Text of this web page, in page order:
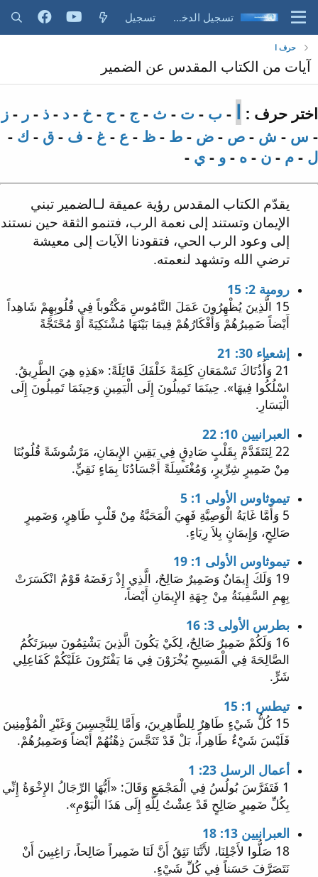
تسجيل الدخول تسجيل
حرف ا
آيات من الكتاب المقدس عن الضمير
اختر حرف : ا - ب - ت - ث - ج - ح - خ - د - ذ - ر - ز
- س - ش - ص - ض - ط - ظ - ع - غ - ف - ق - ك -
ل - م - ن - ه - و - ي -
يقدّم الكتاب المقدس رؤية عميقة لـالضمير تبني
الإيمان وتستند إلى نعمة الرب، فتنمو الثقة حين نستند
إلى وعود الرب الحي، فتقودنا الآيات إلى معيشة
ترضي الله وتشهد لنعمته.
رومية 2: 15
15 الَّذِينَ يُظْهِرُونَ عَمَلَ النَّامُوسِ مَكْتُوباً فِي قُلُوبِهِمْ شَاهِداً
أَيْضاً ضَمِيرُهُمْ وَأَفْكَارُهُمْ فِيمَا بَيْنَهَا مُشْتَكِيَةً أَوْ مُحْتَجَّةً
إشعياء 30: 21
21 وَأُذُنَاكَ تَسْمَعَانِ كَلِمَةً خَلْفَكَ قَائِلَةً: «هَذِهِ هِيَ الطَّرِيقُ.
اسْلُكُوا فِيهَا». حِينَمَا تَمِيلُونَ إِلَى الْيَمِينِ وَحِينَمَا تَمِيلُونَ إِلَى
الْيَسَارِ.
العبرانيين 10: 22
22 لِنَتَقَدَّمْ بِقَلْبٍ صَادِقٍ فِي يَقِينِ الإِيمَانِ، مَرْشُوشَةً قُلُوبُنَا
مِنْ ضَمِيرٍ شِرِّيرٍ، وَمُغْتَسِلَةً أَجْسَادُنَا بِمَاءٍ نَقِيٍّ.
تيموثاوس الأولى 1: 5
5 وَأَمَّا غَايَةُ الْوَصِيَّةِ فَهِيَ الْمَحَبَّةُ مِنْ قَلْبٍ طَاهِرٍ، وَضَمِيرٍ
صَالِحٍ، وَإِيمَانٍ بِلاَ رِيَاءٍ.
تيموثاوس الأولى 1: 19
19 وَلَكَ إِيمَانٌ وَضَمِيرٌ صَالِحٌ، الَّذِي إِذْ رَفَضَهُ قَوْمٌ انْكَسَرَتْ
بِهِمِ السَّفِينَةُ مِنْ جِهَةِ الإِيمَانِ أَيْضاً،
بطرس الأولى 3: 16
16 وَلَكُمْ ضَمِيرٌ صَالِحٌ، لِكَيْ يَكُونَ الَّذِينَ يَشْتِمُونَ سِيرَتَكُمُ
الصَّالِحَةَ فِي الْمَسِيحِ يُخْزَوْنَ فِي مَا يَفْتَرُونَ عَلَيْكُمْ كَفَاعِلِي
شَرٍّ.
تيطس 1: 15
15 كُلُّ شَيْءٍ طَاهِرٌ لِلطَّاهِرِينَ، وَأَمَّا لِلنَّجِسِينَ وَغَيْرِ الْمُؤْمِنِينَ
فَلَيْسَ شَيْءٌ طَاهِراً، بَلْ قَدْ تَنَجَّسَ ذِهْنُهُمْ أَيْضاً وَضَمِيرُهُمْ.
أعمال الرسل 23: 1
1 فَتَفَرَّسَ بُولُسُ فِي الْمَجْمَعِ وَقَالَ: «أَيُّهَا الرِّجَالُ الإِخْوَةُ إِنِّي
بِكُلِّ ضَمِيرٍ صَالِحٍ قَدْ عِشْتُ لِلَّهِ إِلَى هَذَا الْيَوْمِ».
العبرانيين 13: 18
18 صَلُّوا لأَجْلِنَا، لأَنَّنَا نَثِقُ أَنَّ لَنَا ضَمِيراً صَالِحاً، رَاغِبِينَ أَنْ
نَتَصَرَّفَ حَسَناً فِي كُلِّ شَيْءٍ.